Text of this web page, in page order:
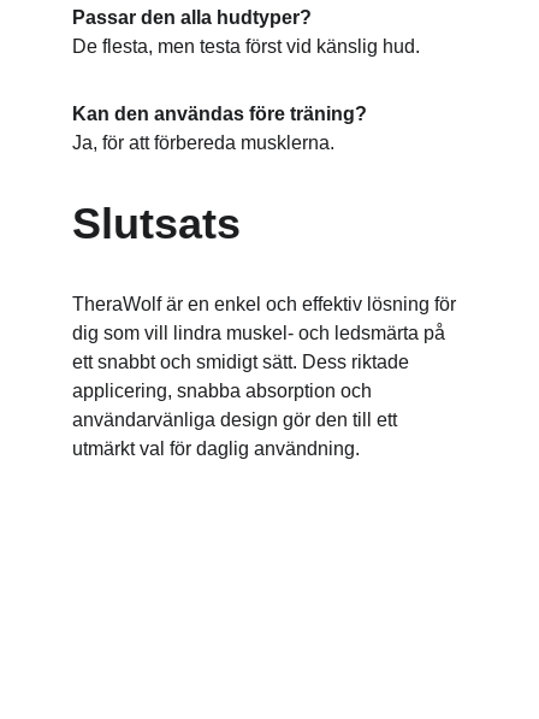
Passar den alla hudtyper?
De flesta, men testa först vid känslig hud.
Kan den användas före träning?
Ja, för att förbereda musklerna.
Slutsats
TheraWolf är en enkel och effektiv lösning för
dig som vill lindra muskel- och ledsmärta på
ett snabbt och smidigt sätt. Dess riktade
applicering, snabba absorption och
användarvänliga design gör den till ett
utmärkt val för daglig användning.